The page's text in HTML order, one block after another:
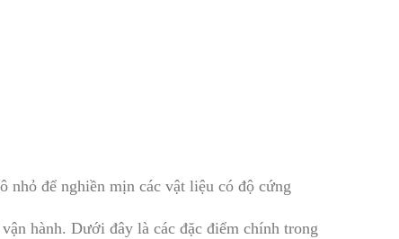
nhỏ để nghiền mịn các vật liệu có độ cứng
hành. Dưới đây là các đặc điểm chính trong